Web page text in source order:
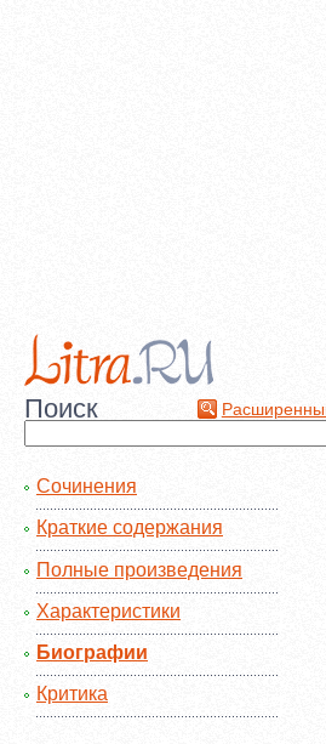
Поиск
Сочинения
Краткие содержания
Полные произведения
Характеристики
Биографии
Критика